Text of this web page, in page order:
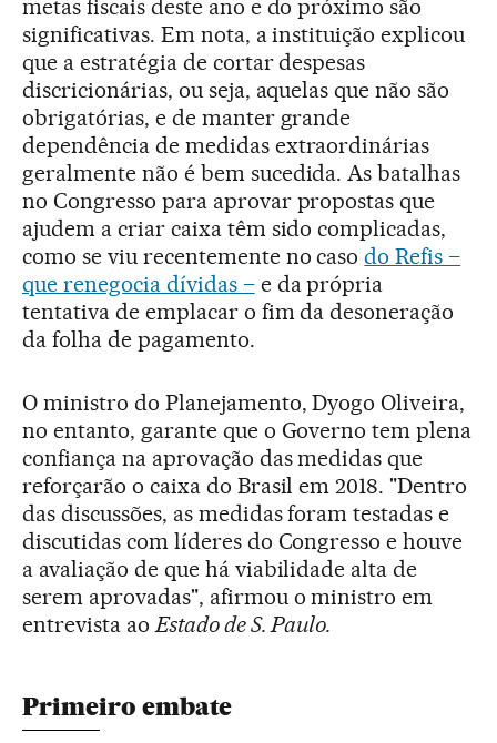
metas fiscais deste ano e do próximo são
significativas. Em nota, a instituição explicou
que a estratégia de cortar despesas
discricionárias, ou seja, aquelas que não são
obrigatórias, e de manter grande
dependência de medidas extraordinárias
geralmente não é bem sucedida. As batalhas
no Congresso para aprovar propostas que
ajudem a criar caixa têm sido complicadas,
como se viu recentemente no casodo Refis –
que renegocia dívidas –e da própria
tentativa de emplacar o fim da desoneração
da folha de pagamento.
O ministro do Planejamento, Dyogo Oliveira,
no entanto, garante que o Governo tem plena
confiança na aprovação das medidas que
reforçarão o caixa do Brasil em 2018. "Dentro
das discussões, as medidas foram testadas e
discutidas com líderes do Congresso e houve
a avaliação de que há viabilidade alta de
serem aprovadas", afirmou o ministro em
entrevista ao Estado de S. Paulo.
Primeiro embate